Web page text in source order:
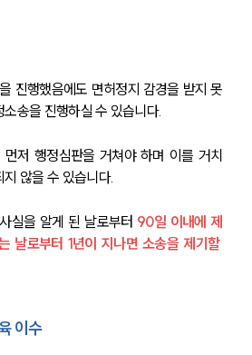
진행했음에도 면허정지 감경을 받지 못
송을 진행하실 수 있습니다.
먼저 행정심판을 거쳐야 하며 이를 거치
않을 수 있습니다.
실을 알게 된 날로부터 90일 이내에 제
날로부터 1년이 지나면 소송을 제기할
이수